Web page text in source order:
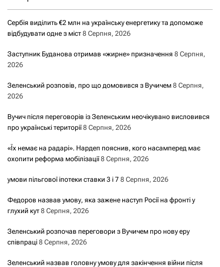
Сербія виділить €2 млн на українську енергетику та допоможе
відбудувати одне з міст8 Серпня, 2026
Заступник Буданова отримав «жирне» призначення 8 Серпня,
2026
Зеленський розповів, про що домовився з Вучичем8 Серпня,
2026
Вучич після переговорів із Зеленським неочікувано висловився
про українські території8 Серпня, 2026
«Їх немає на радарі». Нардеп пояснив, кого насамперед має
охопити реформа мобілізації8 Серпня, 2026
умови пільгової іпотеки ставки 3 і 78 Серпня, 2026
Федоров назвав умову, яка зажене наступ Росії на фронті у
глухий кут8 Серпня, 2026
Зеленський розпочав переговори з Вучичем про нову еру
співпраці8 Серпня, 2026
Зеленський назвав головну умову для закінчення війни після